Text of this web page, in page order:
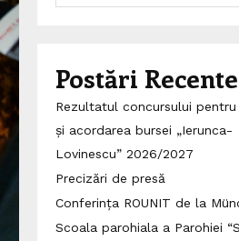
Postări Recente
Rezultatul concursului
și acordarea bursei „Ierunca-
Lovinescu” 2026/2027
Precizări de presă
Conferința ROUNIT de la
Scoala parohiala a Parohiei